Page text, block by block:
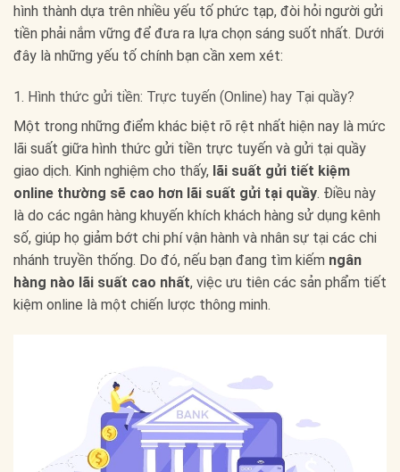
hình thành dựa trên nhiều yếu tố phức tạp, đòi hỏi người gửi
tiền phải nắm vững để đưa ra lựa chọn sáng suốt nhất. Dưới
đây là những yếu tố chính bạn cần xem xét:
1. Hình thức gửi tiền: Trực tuyến (Online) hay Tại quầy?
Một trong những điểm khác biệt rõ rệt nhất hiện nay là mức
lãi suất giữa hình thức gửi tiền trực tuyến và gửi tại quầy
giao dịch. Kinh nghiệm cho thấy, lãi suất gửi tiết kiệm
online thường sẽ cao hơn lãi suất gửi tại quầy. Điều này
là do các ngân hàng khuyến khích khách hàng sử dụng kênh
số, giúp họ giảm bớt chi phí vận hành và nhân sự tại các chi
nhánh truyền thống. Do đó, nếu bạn đang tìm kiếm ngân
hàng nào lãi suất cao nhất, việc ưu tiên các sản phẩm tiết
kiệm online là một chiến lược thông minh.